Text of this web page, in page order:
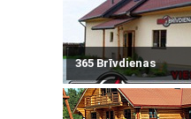
365 Brīvdienas